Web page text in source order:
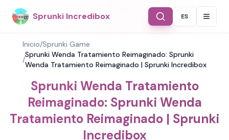
Sprunki Incredibox Select
ES
Inicio/Sprunki Game
/
Sprunki Wenda Tratamiento Reimaginado: Sprunki
Wenda Tratamiento Reimaginado | Sprunki Incredibox
Sprunki Wenda Tratamiento
Reimaginado: Sprunki Wenda
Tratamiento Reimaginado | Sprunki
Incredibox